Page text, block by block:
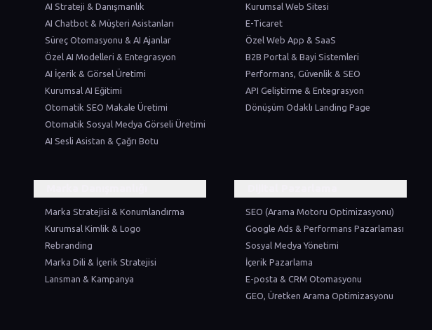
AI Strateji & Danışmanlık
AI Chatbot & Müşteri Asistanları
Süreç Otomasyonu & AI Ajanlar
Özel AI Modelleri & Entegrasyon
AI İçerik & Görsel Üretimi
Kurumsal AI Eğitimi
Otomatik SEO Makale Üretimi
Otomatik Sosyal Medya Görseli Üretimi
AI Sesli Asistan & Çağrı Botu
Kurumsal Web Sitesi
E-Ticaret
Özel Web App & SaaS
B2B Portal & Bayi Sistemleri
Performans, Güvenlik & SEO
API Geliştirme & Entegrasyon
Dönüşüm Odaklı Landing Page
Marka Stratejisi & Konumlandırma
Kurumsal Kimlik & Logo
Rebranding
Marka Dili & İçerik Stratejisi
Lansman & Kampanya
SEO (Arama Motoru Optimizasyonu)
Google Ads & Performans Pazarlaması
Sosyal Medya Yönetimi
İçerik Pazarlama
E-posta & CRM Otomasyonu
GEO, Üretken Arama Optimizasyonu